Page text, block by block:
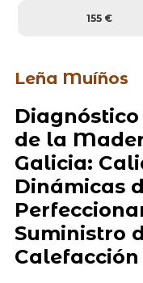
155 €
Leña Muíños
de la
Galicia:
Dinámicas
Suministro
Calefacción